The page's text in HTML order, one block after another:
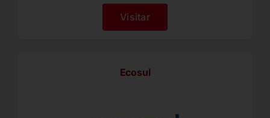
Visitar
Ecosul